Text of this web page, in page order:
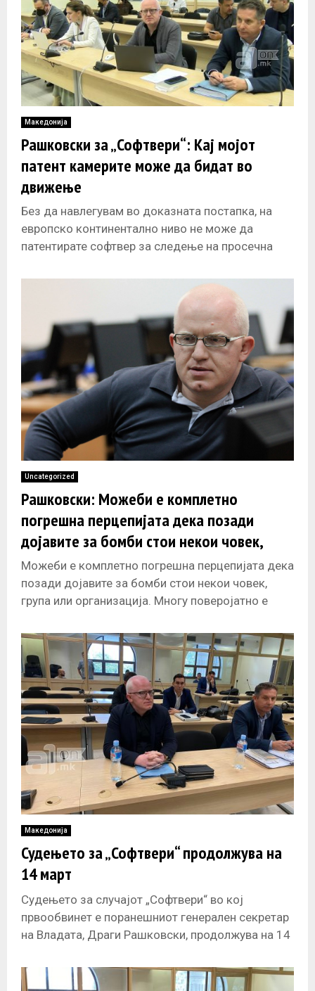
Македонија
Рашковски за „Софтвери“: Кај мојот
патент камерите може да бидат во
движење
Без да навлегувам во доказната постапка, на
европско континентално ниво не може да
патентирате софтвер за следење на просечна
Uncategorized
Рашковски: Можеби е комплетно
погрешна перцепијата дека позади
дојавите за бомби стои некои човек,
група или организација
Можеби е комплетно погрешна перцепијата дека
позади дојавите за бомби стои некои човек,
група или организација. Многу поверојатно е
Македонија
Судењето за „Софтвери“ продолжува на
14 март
Судењето за случајот „Софтвери“ во кој
првообвинет е поранешниот генерален секретар
на Владата, Драги Рашковски, продолжува на 14